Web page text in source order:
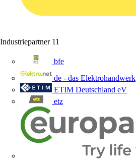
Industriepartner 11
bfe
de - das Elektrohandwerk
ETIM Deutschland eV
etz